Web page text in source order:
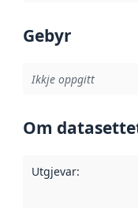
Gebyr
Ikkje oppgitt
Om
Utgjevar: